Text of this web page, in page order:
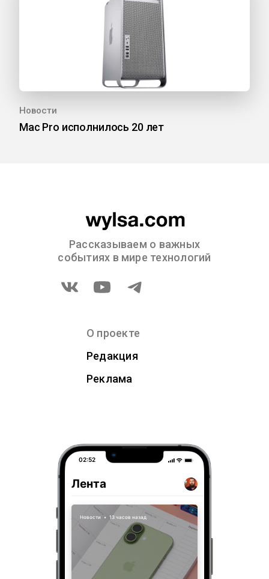
Новости
Mac Pro исполнилось 20 лет
Рассказываем о важных
событиях в мире технологий
О проекте
Редакция
Реклама
02:52
Лента
Новости • 13 часов назад